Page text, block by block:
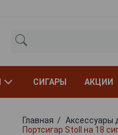
СИГАРЫ АКЦИИ
Главная Аксессуары
Портсигар Stoll на 18